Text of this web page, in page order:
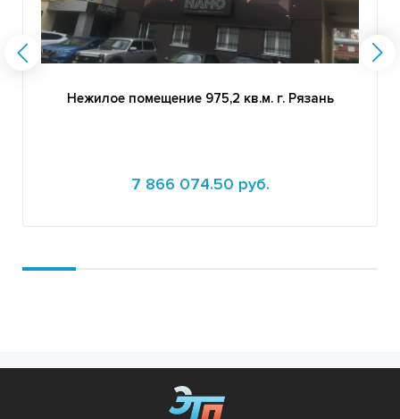
Нежилое помещение 975,2 кв.м. г. Рязань
7 866 074.50 руб.